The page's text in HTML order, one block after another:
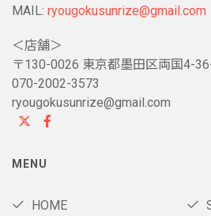
MAIL: ryougokusunrize@gmail.com
＜店舗＞
〒130-0026 東京都墨田区両国4-
070-2002-3573
ryougokusunrize@gmail.com
MENU
HOME